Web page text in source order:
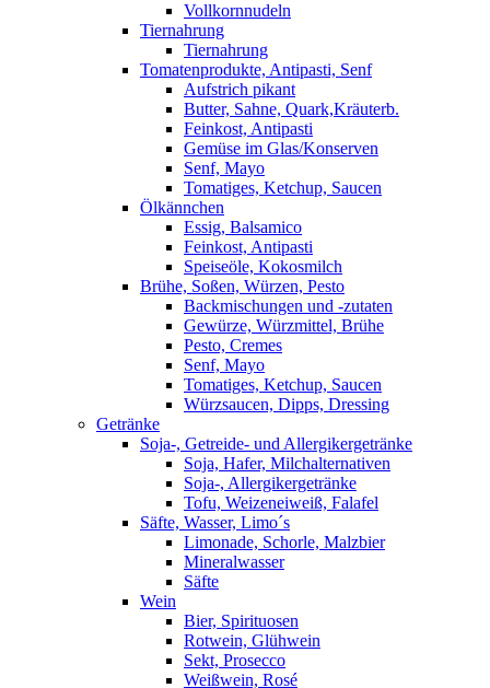
Vollkornnudeln
Tiernahrung
Tiernahrung
Tomatenprodukte, Antipasti, Senf
Aufstrich pikant
Butter, Sahne, Quark,Kräuterb.
Feinkost, Antipasti
Gemüse im Glas/Konserven
Senf, Mayo
Tomatiges, Ketchup, Saucen
Ölkännchen
Essig, Balsamico
Feinkost, Antipasti
Speiseöle, Kokosmilch
Brühe, Soßen, Würzen, Pesto
Backmischungen und -zutaten
Gewürze, Würzmittel, Brühe
Pesto, Cremes
Senf, Mayo
Tomatiges, Ketchup, Saucen
Würzsaucen, Dipps, Dressing
Getränke
Soja-, Getreide- und Allergikergetränke
Soja, Hafer, Milchalternativen
Soja-, Allergikergetränke
Tofu, Weizeneiweiß, Falafel
Säfte, Wasser, Limo´s
Limonade, Schorle, Malzbier
Mineralwasser
Säfte
Wein
Bier, Spirituosen
Rotwein, Glühwein
Sekt, Prosecco
Weißwein, Rosé